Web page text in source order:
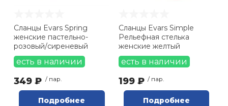
Сланцы Evars Spring
женские пастельно-
розовый/сиреневый
есть в наличии
349 ₽ / пар.
Подробнее
Сланцы Evars Simple
Рельефная стелька
женские желтый
есть в наличии
199 ₽ / пар.
Подробнее